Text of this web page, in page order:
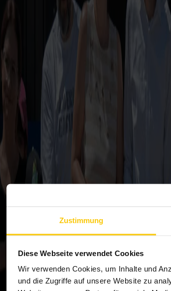
Zustimmung
Diese Webseite verwendet Cookies
Wir verwenden Cookies, um Inhalte und
und die Zugriffe auf unsere Website zu